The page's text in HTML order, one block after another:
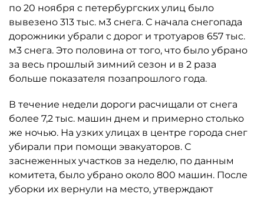
по 20 ноября с петербургских улиц было
вывезено 313 тыс. м3 снега. С начала снегопада
дорожники убрали с дорог и тротуаров 657 тыс.
м3 снега. Это половина от того, что было убрано
за весь прошлый зимний сезон и в 2 раза
больше показателя позапрошлого года.
В течение недели дороги расчищали от снега
более 7,2 тыс. машин днем и примерно столько
же ночью. На узких улицах в центре города снег
убирали при помощи эвакуаторов. С
заснеженных участков за неделю, по данным
комитета, было убрано около 800 машин. После
уборки их вернули на место, утверждают